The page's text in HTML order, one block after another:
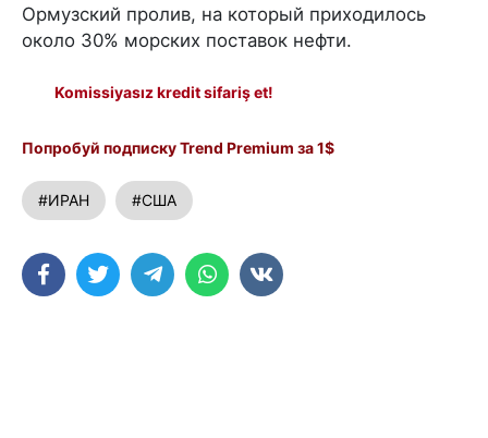
Ормузский пролив, на который приходилось
около 30% морских поставок нефти.
Komissiyasız kredit sifariş et!
Попробуй подписку Trend Premium за 1$
#ИРАН #США